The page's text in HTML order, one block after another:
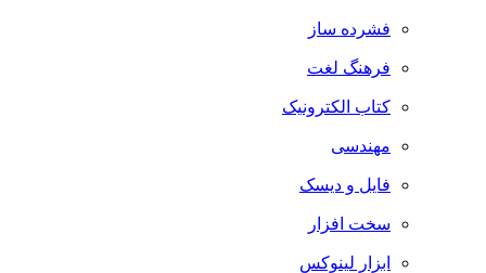
فشرده ساز
فرهنگ لغت
کتاب الکترونیک
مهندسی
فایل و دیسک
سخت افزار
ابزار لینوکس